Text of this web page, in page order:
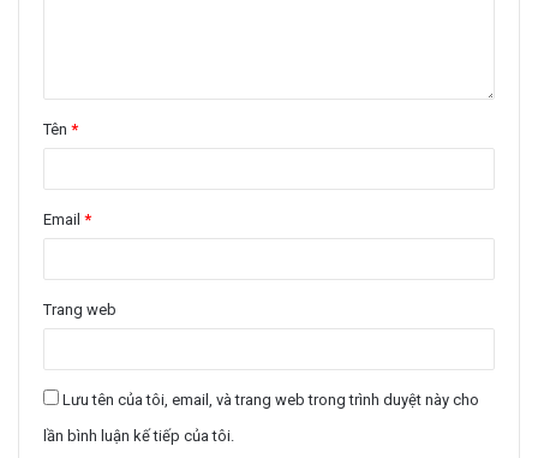
Tên *
Email *
Trang web
Lưu tên của tôi, email, và trang web trong trình duyệt này cho
lần bình luận kế tiếp của tôi.